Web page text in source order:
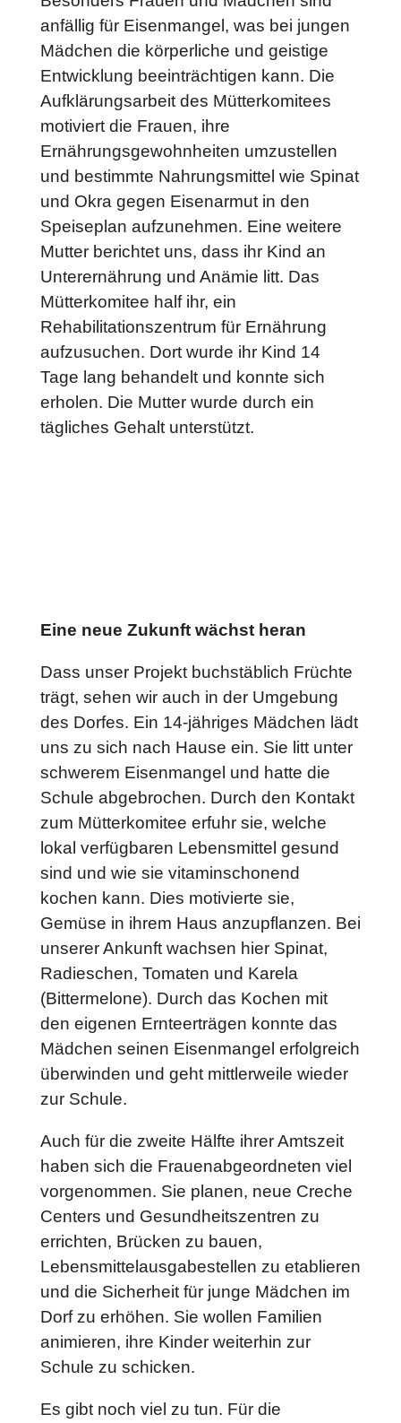
anfällig für Eisenmangel, was bei jungen
Mädchen die körperliche und geistige
Entwicklung beeinträchtigen kann. Die
Aufklärungsarbeit des Mütterkomitees
motiviert die Frauen, ihre
Ernährungsgewohnheiten umzustellen
und bestimmte Nahrungsmittel wie Spinat
und Okra gegen Eisenarmut in den
Speiseplan aufzunehmen. Eine weitere
Mutter berichtet uns, dass ihr Kind an
Unterernährung und Anämie litt. Das
Mütterkomitee half ihr, ein
Rehabilitationszentrum für Ernährung
aufzusuchen. Dort wurde ihr Kind 14
Tage lang behandelt und konnte sich
erholen. Die Mutter wurde durch ein
tägliches Gehalt unterstützt.
Eine neue Zukunft wächst heran
Dass unser Projekt buchstäblich Früchte
trägt, sehen wir auch in der Umgebung
des Dorfes. Ein 14-jähriges Mädchen lädt
uns zu sich nach Hause ein. Sie litt unter
schwerem Eisenmangel und hatte die
Schule abgebrochen. Durch den Kontakt
zum Mütterkomitee erfuhr sie, welche
lokal verfügbaren Lebensmittel gesund
sind und wie sie vitaminschonend
kochen kann. Dies motivierte sie,
Gemüse in ihrem Haus anzupflanzen. Bei
unserer Ankunft wachsen hier Spinat,
Radieschen, Tomaten und Karela
(Bittermelone). Durch das Kochen mit
den eigenen Ernteerträgen konnte das
Mädchen seinen Eisenmangel erfolgreich
überwinden und geht mittlerweile wieder
zur Schule.
Auch für die zweite Hälfte ihrer Amtszeit
haben sich die Frauenabgeordneten viel
vorgenommen. Sie planen, neue Creche
Centers und Gesundheitszentren zu
errichten, Brücken zu bauen,
Lebensmittelausgabestellen zu etablieren
und die Sicherheit für junge Mädchen im
Dorf zu erhöhen. Sie wollen Familien
animieren, ihre Kinder weiterhin zur
Schule zu schicken.
Es gibt noch viel zu tun. Für die